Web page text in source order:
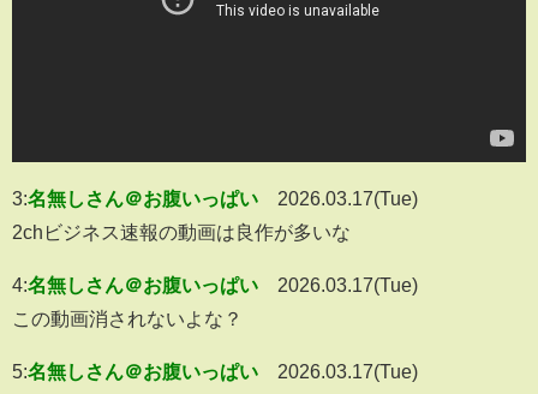
3:名無しさん＠お腹いっぱい
2026.03.17(Tue)
2chビジネス速報の動画は良作が多いな
4:名無しさん＠お腹いっぱい
2026.03.17(Tue)
この動画消されないよな？
5:名無しさん＠お腹いっぱい
2026.03.17(Tue)